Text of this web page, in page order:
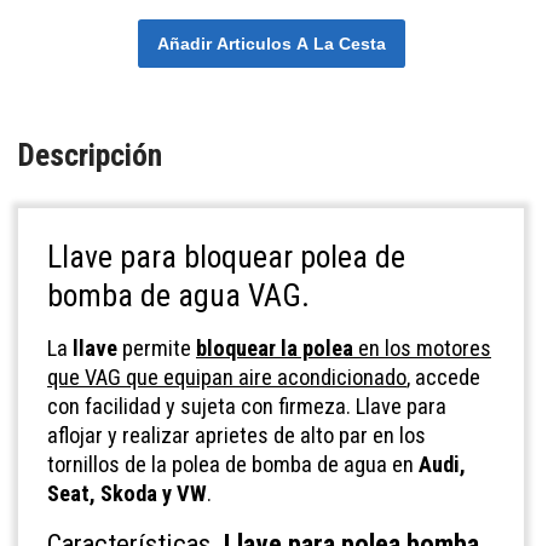
Añadir Articulos A La Cesta
Descripción
Llave para bloquear polea de
bomba de agua VAG.
La llave permite bloquear la polea en los motores
que VAG que equipan aire acondicionado, accede
con facilidad y sujeta con firmeza. Llave para
aflojar y realizar aprietes de alto par en los
tornillos de la polea de bomba de agua en Audi,
Seat, Skoda y VW.